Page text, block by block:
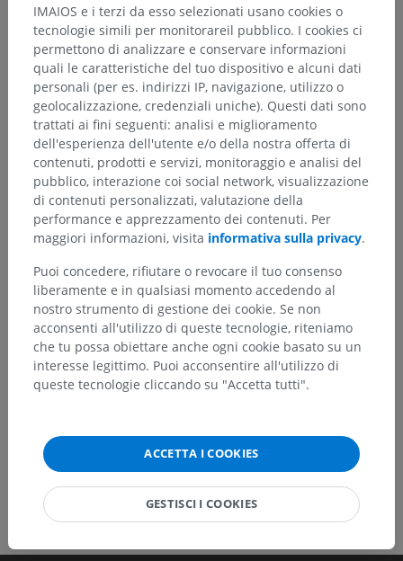
Mostra altro
Traduzioni
Hai notato un errore?
Non esitare a suggerire una correzione, traduzione o
un miglioramento dei contenuti.
Segnala un problema
SCARICA L'APP
IMAIOS e i terzi da esso selezionati usano cookies o
tecnologie simili per monitorareil pubblico. I cookies ci
permettono di analizzare e conservare informazioni
quali le caratteristiche del tuo dispositivo e alcuni dati
personali (per es. indirizzi IP, navigazione, utilizzo o
geolocalizzazione, credenziali uniche). Questi dati sono
trattati ai fini seguenti: analisi e miglioramento
dell'esperienza dell'utente e/o della nostra offerta di
contenuti, prodotti e servizi, monitoraggio e analisi del
pubblico, interazione coi social network, visualizzazione
di contenuti personalizzati, valutazione della
performance e apprezzamento dei contenuti. Per
maggiori informazioni, visita informativa sulla privacy.
Puoi concedere, rifiutare o revocare il tuo consenso
liberamente e in qualsiasi momento accedendo al
nostro strumento di gestione dei cookie. Se non
acconsenti all'utilizzo di queste tecnologie, riteniamo
che tu possa obiettare anche ogni cookie basato su un
interesse legittimo. Puoi acconsentire all'utilizzo di
queste tecnologie cliccando su "Accetta tutti".
ACCETTA I COOKIES
GESTISCI I COOKIES